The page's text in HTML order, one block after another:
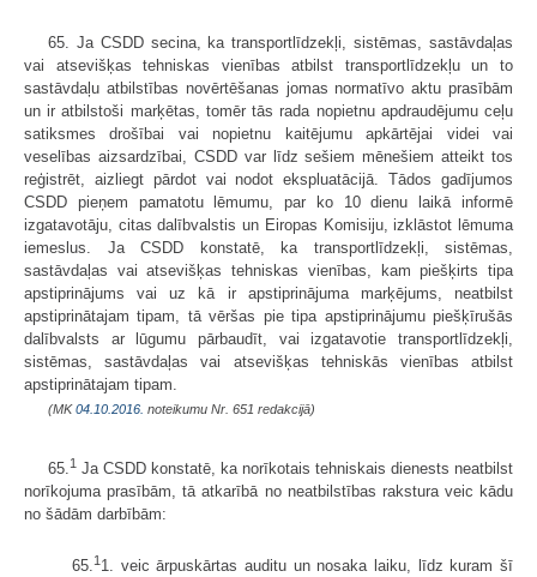
65. Ja CSDD secina, ka transportlīdzekļi, sistēmas, sastāvdaļas
vai atsevišķas tehniskas vienības atbilst transportlīdzekļu un to
sastāvdaļu atbilstības novērtēšanas jomas normatīvo aktu prasībām
un ir atbilstoši marķētas, tomēr tās rada nopietnu apdraudējumu ceļu
satiksmes drošībai vai nopietnu kaitējumu apkārtējai videi vai
veselības aizsardzībai, CSDD var līdz sešiem mēnešiem atteikt tos
reģistrēt, aizliegt pārdot vai nodot ekspluatācijā. Tādos gadījumos
CSDD pieņem pamatotu lēmumu, par ko 10 dienu laikā informē
izgatavotāju, citas dalībvalstis un Eiropas Komisiju, izklāstot lēmuma
iemeslus. Ja CSDD konstatē, ka transportlīdzekļi, sistēmas,
sastāvdaļas vai atsevišķas tehniskas vienības, kam piešķirts tipa
apstiprinājums vai uz kā ir apstiprinājuma marķējums, neatbilst
apstiprinātajam tipam, tā vēršas pie tipa apstiprinājumu piešķīrušās
dalībvalsts ar lūgumu pārbaudīt, vai izgatavotie transportlīdzekļi,
sistēmas, sastāvdaļas vai atsevišķas tehniskās vienības atbilst
apstiprinātajam tipam.
(MK04.10.2016. noteikumu Nr. 651 redakcijā)
65.1 Ja CSDD konstatē, ka norīkotais tehniskais dienests neatbilst
norīkojuma prasībām, tā atkarībā no neatbilstības rakstura veic kādu
no šādām darbībām:
65.11. veic ārpuskārtas auditu un nosaka laiku, līdz kuram šī